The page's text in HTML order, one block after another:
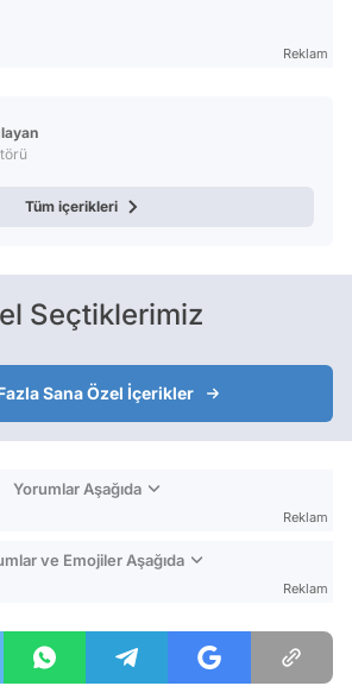
Reklam
Tüm içerikleri
Seçtiklerimiz
Sana Özel İçerikler
Yorumlar Aşağıda
Reklam
ve Emojiler Aşağıda
Reklam